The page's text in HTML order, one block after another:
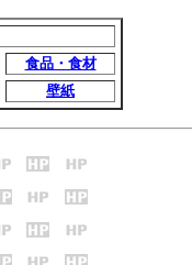
食品・食材
壁紙